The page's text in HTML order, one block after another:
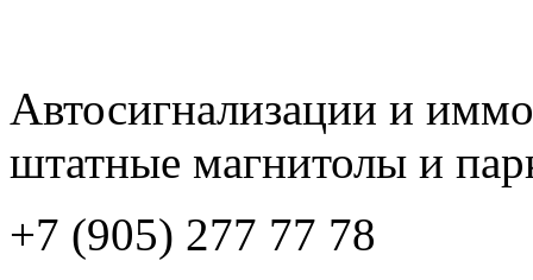
Автосигнализации и
штатные магнитолы и
+7 (905) 277 77 78